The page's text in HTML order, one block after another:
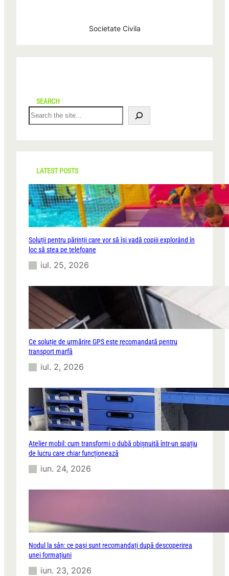
Societate Civila
SEARCH
S
e
r
c
LATEST POSTS
Soluții pentru părinții care vor să își vadă copiii explorând în
loc să stea pe telefoane
iul. 25, 2026
Ce soluție de urmărire GPS este recomandată pentru
transport marfă
iul. 2, 2026
Atelier mobil: cum transformi o dubă obișnuită într-un spațiu
de lucru care chiar funcționează
iun. 24, 2026
Nodul la sân: ce pași sunt recomandați după descoperirea
unei formațiuni
iun. 23, 2026